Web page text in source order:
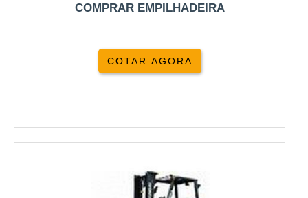
COMPRAR EMPILHADEIRA
COTAR AGORA